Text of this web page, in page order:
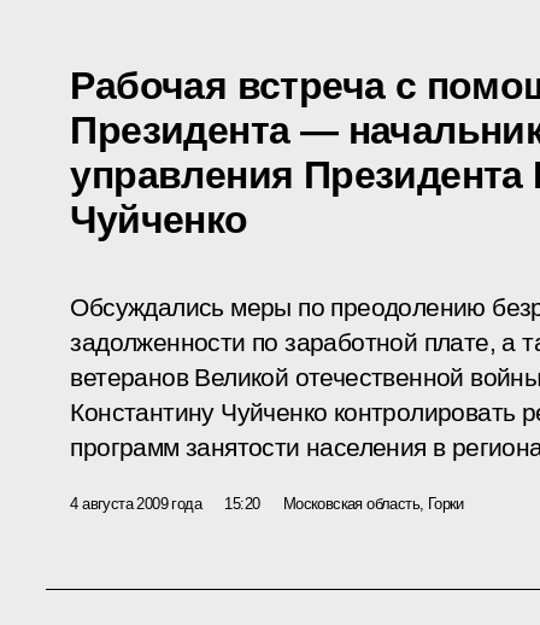
Рабочая встреча с
Президента —
управления Президента
Чуйченко
Обсуждались меры по преодолению
задолженности по заработной плате, а
ветеранов Великой отечественной
Константину Чуйченко контролировать
программ занятости населения в
4 августа 2009 года 15:20 Московская область, Горки